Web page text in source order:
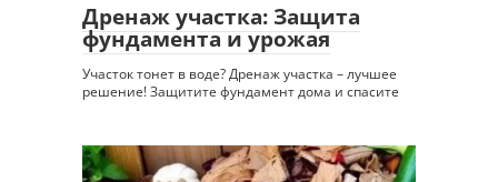
Дренаж участка: Защита
фундамента и урожая
Участок тонет в воде? Дренаж участка – лучшее
решение! Защитите фундамент дома и спасите